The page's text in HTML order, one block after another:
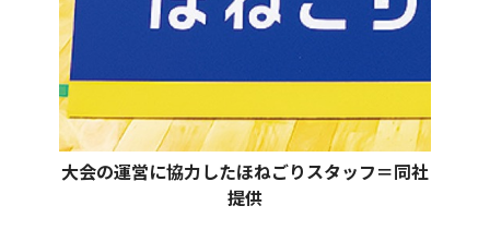
大会の運営に協力したほねごりスタッフ＝同社
提供